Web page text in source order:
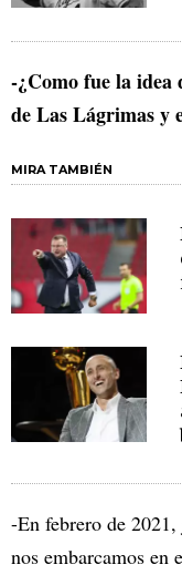
-¿Como fue la idea
de Las Lágrimas y
MIRA TAMBIÉN
-En febrero de
nos embarcamos